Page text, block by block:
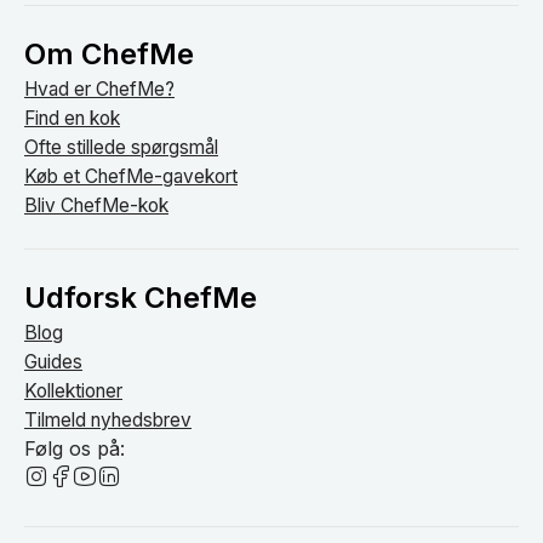
Om ChefMe
Hvad er ChefMe?
Find en kok
Ofte stillede spørgsmål
Køb et ChefMe-gavekort
Bliv ChefMe-kok
Udforsk ChefMe
Blog
Guides
Kollektioner
Tilmeld nyhedsbrev
Følg os på: